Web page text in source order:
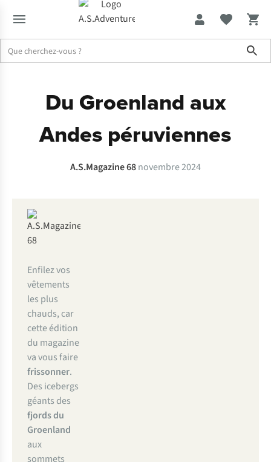
Du Groenland aux
Andes péruviennes
A.S.Magazine 68novembre 2024
Enfilez vos
vêtements
les plus
chauds, car
cette édition
du magazine
va vous faire
frissonner.
Des icebergs
géants des
fjords du
Groenland
aux
sommets